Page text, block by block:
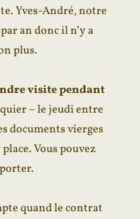
Yves-André, notre
an donc il n’y a
plus.
visitependant
– le jeudi entre
documents vierges
Vous pouvez
quand le contrat